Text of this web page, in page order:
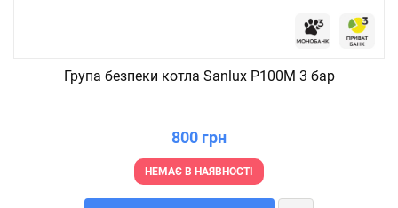
Група безпеки котла Sanlux P100M 3 бар
800 грн
НЕМАЄ В НАЯВНОСТІ